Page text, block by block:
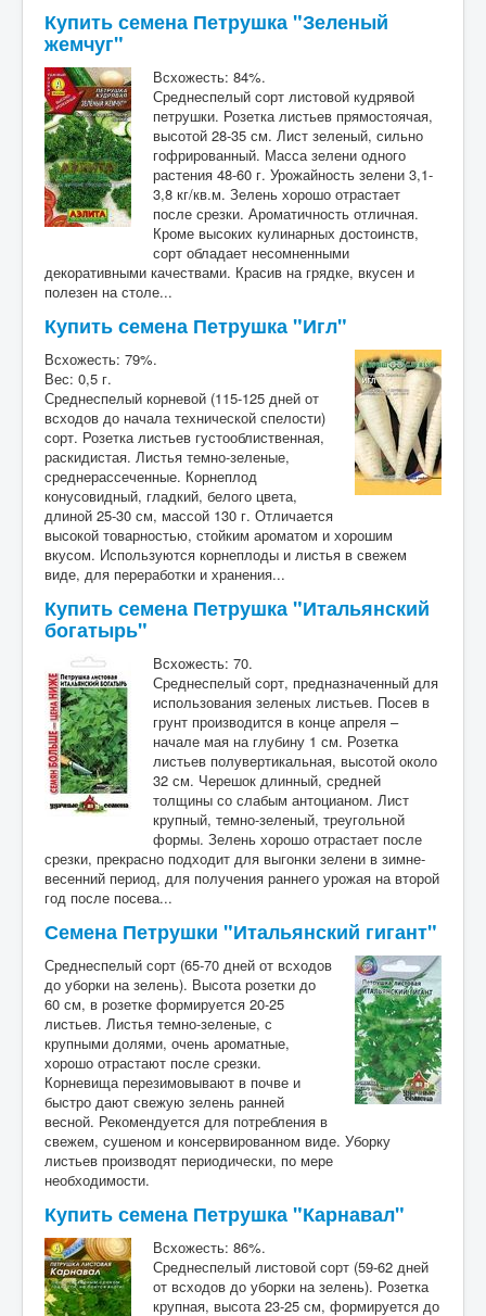
Купить семена Петрушка "Зеленый
жемчуг"
Всхожесть: 84%.
Среднеспелый сорт листовой кудрявой
петрушки. Розетка листьев прямостоячая,
высотой 28-35 см. Лист зеленый, сильно
гофрированный. Масса зелени одного
растения 48-60 г. Урожайность зелени 3,1-
3,8 кг/кв.м. Зелень хорошо отрастает
после срезки. Ароматичность отличная.
Кроме высоких кулинарных достоинств,
сорт обладает несомненными
декоративными качествами. Красив на грядке, вкусен и
полезен на столе...
Купить семена Петрушка "Игл"
Всхожесть: 79%.
Вес: 0,5 г.
Среднеспелый корневой (115-125 дней от
всходов до начала технической спелости)
сорт. Розетка листьев густооблиственная,
раскидистая. Листья темно-зеленые,
среднерассеченные. Корнеплод
конусовидный, гладкий, белого цвета,
длиной 25-30 см, массой 130 г. Отличается
высокой товарностью, стойким ароматом и хорошим
вкусом. Используются корнеплоды и листья в свежем
виде, для переработки и хранения...
Купить семена Петрушка "Итальянский
богатырь"
Всхожесть: 70.
Среднеспелый сорт, предназначенный для
использования зеленых листьев. Посев в
грунт производится в конце апреля –
начале мая на глубину 1 см. Розетка
листьев полувертикальная, высотой около
32 см. Черешок длинный, средней
толщины со слабым антоцианом. Лист
крупный, темно-зеленый, треугольной
формы. Зелень хорошо отрастает после
срезки, прекрасно подходит для выгонки зелени в зимне-
весенний период, для получения раннего урожая на второй
год после посева...
Семена Петрушки "Итальянский гигант"
Среднеспелый сорт (65-70 дней от всходов
до уборки на зелень). Высота розетки до
60 см, в розетке формируется 20-25
листьев. Листья темно-зеленые, с
крупными долями, очень ароматные,
хорошо отрастают после срезки.
Корневища перезимовывают в почве и
быстро дают свежую зелень ранней
весной. Рекомендуется для потребления в
свежем, сушеном и консервированном виде. Уборку
листьев производят периодически, по мере
необходимости.
Купить семена Петрушка "Карнавал"
Всхожесть: 86%.
Среднеспелый листовой сорт (59-62 дней
от всходов до уборки на зелень). Розетка
крупная, высота 23-25 см, формируется до